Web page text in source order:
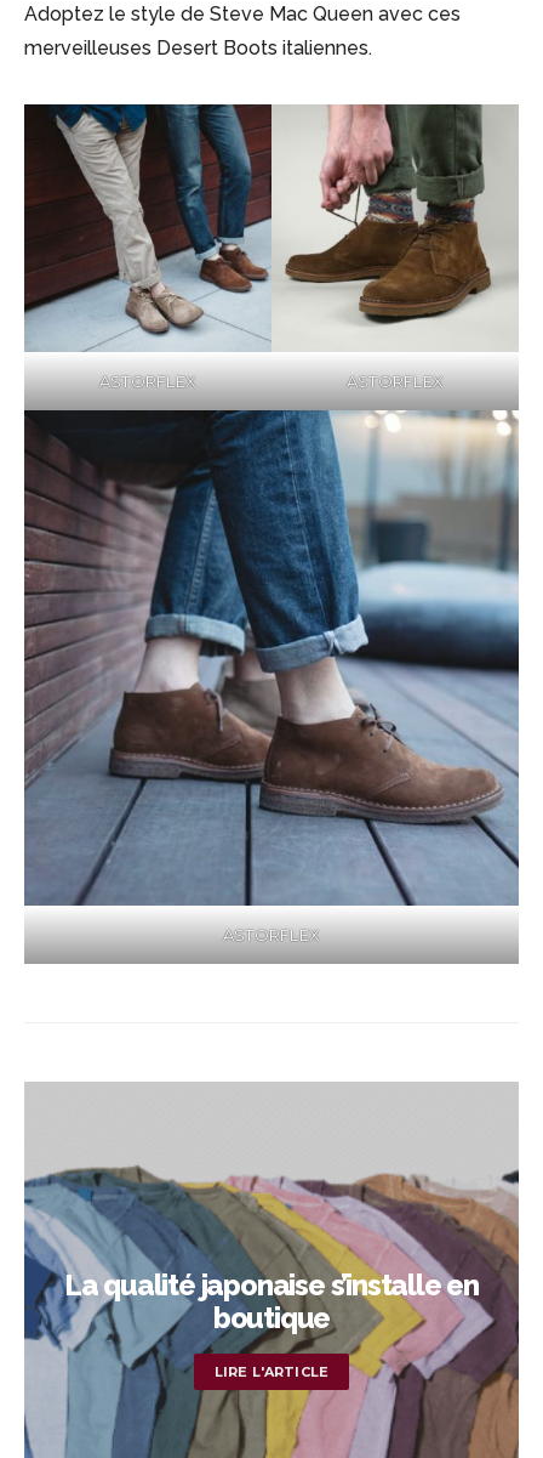
Adoptez le style de Steve Mac Queen avec ces
merveilleuses Desert Boots italiennes.
ASTORFLEX ASTORFLEX
ASTORFLEX
La qualité japonaise s’installe en
boutique
LIRE L'ARTICLE